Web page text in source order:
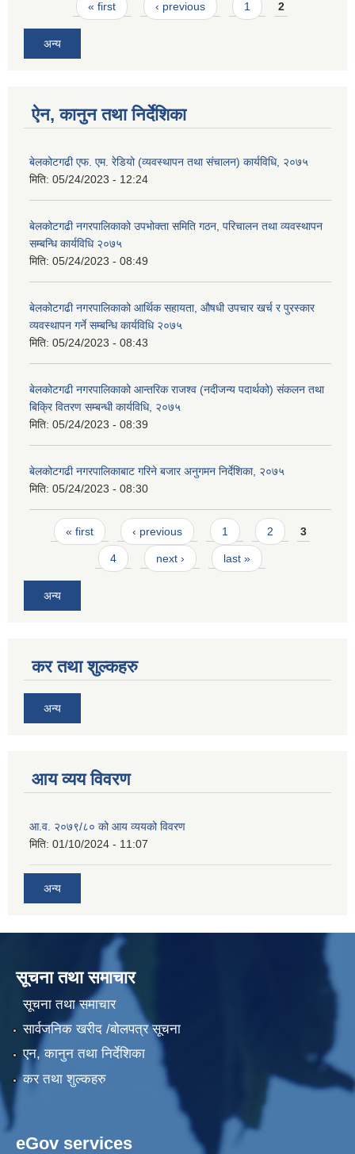
Pages« first ‹ previous 1 2
अन्य
ऐन, कानुन तथा निर्देशिका
बेलकोटगढी एफ. एम. रेडियो (व्यवस्थापन तथा संचालन) कार्यविधि, २०७५
मिति: 05/24/2023 - 12:24
बेलकोटगढी नगरपालिकाको उपभोक्ता समिति गठन, परिचालन तथा व्यवस्थापन
सम्बन्धि कार्यविधि २०७५
मिति: 05/24/2023 - 08:49
बेलकोटगढी नगरपालिकाको आर्थिक सहायता, औषधी उपचार खर्च र पुरस्कार
व्यवस्थापन गर्ने सम्बन्धि कार्यविधि २०७५
मिति: 05/24/2023 - 08:43
बेलकोटगढी नगरपालिकाको आन्तरिक राजश्व (नदीजन्य पदार्थको) संकलन तथा
बिक्रि वितरण सम्बन्धी कार्यविधि, २०७५
मिति: 05/24/2023 - 08:39
बेलकोटगढी नगरपालिकाबाट गरिने बजार अनुगमन निर्देशिका, २०७५
मिति: 05/24/2023 - 08:30
Pages
« first ‹ previous 1 2 3
4 next › last »
अन्य
कर तथा शुल्कहरु
अन्य
आय व्यय विवरण
आ.व. २०७९/८० को आय व्ययको विवरण
मिति: 01/10/2024 - 11:07
अन्य
सूचना तथा समाचार
सूचना तथा समाचार
सार्वजनिक खरीद /बोलपत्र सूचना
एन, कानुन तथा निर्देशिका
कर तथा शुल्कहरु
eGov services